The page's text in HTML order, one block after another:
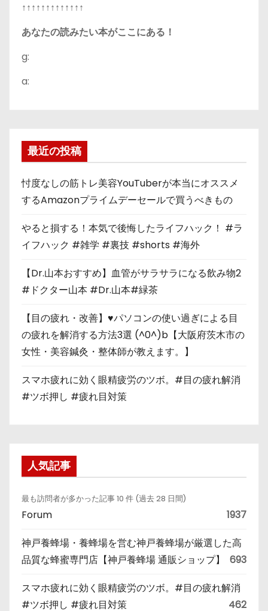
↑↑↑↑↑↑↑↑↑↑↑↑↑
あなたの読みたい本がここにある！
g:
a:
最近の投稿
忖度なしの筋トレ美容YouTuberが本当にオススメ
するAmazonプライムデーセールで買うべきもの
やると損する！本気で後悔したライフハック！ #ラ
イフハック #雑学 #裏技 #shorts #海外
【Dr.山本おすすめ】血管がサラサラになる飲み物2
#ドクター山本 #Dr.山本#緑茶
【目の疲れ・改善】♥パソコンの使い過ぎによる目
の疲れを解消する方法3選 (^0^)b【大阪府茨木市の
女性・美容鍼灸・整体師が教えます。】
スマホ疲れに効く眼精疲労のツボ。#目の疲れ解消
#ツボ押し #疲れ目対策
人気記事
最も訪問者が多かった記事 10 件 (過去 28 日間)
Forum 1937
神戸養蜂場・養蜂場を営む神戸養蜂場が厳選した高
品質な蜂蜜専門店【神戸養蜂場 通販ショップ】
693
スマホ疲れに効く眼精疲労のツボ。#目の疲れ解消
#ツボ押し #疲れ目対策
462